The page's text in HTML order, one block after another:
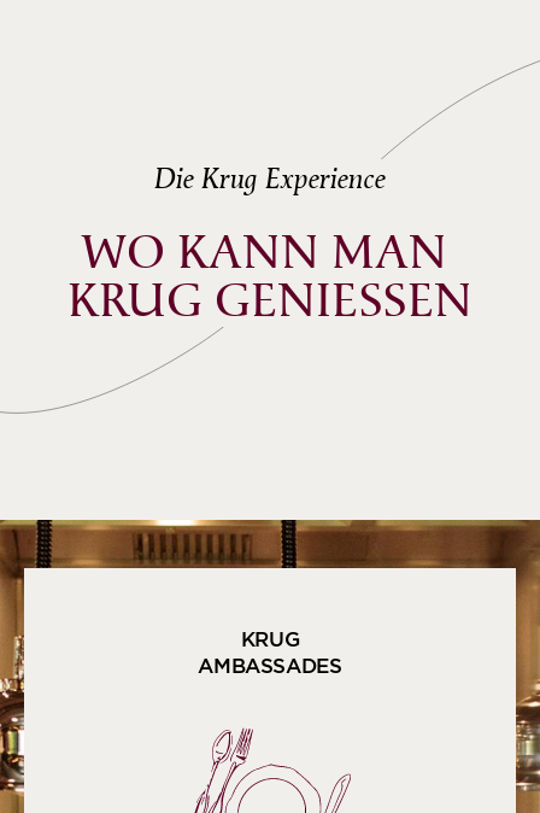
Die Krug Experience
WO KANN MAN
KRUG GENIESSEN
KRUG
AMBASSADES